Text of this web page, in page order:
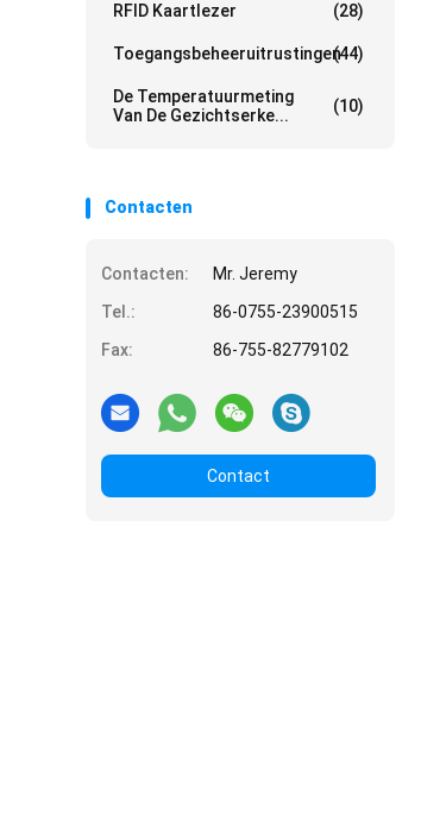
RFID Kaartlezer (28)
Toegangsbeheeruitrustingen(44)
De Temperatuurmeting
Van De Gezichtserke...
(10)
Contacten
Contacten:
Mr. Jeremy
Tel.:
86-0755-23900515
Fax:
86-755-82779102
Contact